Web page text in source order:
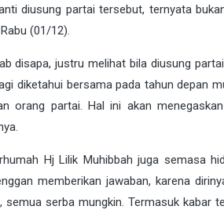
diusung partai tersebut, ternyata
(01/12).
disapa, justru melihat bila diusung
diketahui bersama pada tahun depan
orang partai. Hal ini akan
Hj Lilik Muhibbah juga semasa
memberikan jawaban, karena
semua serba mungkin. Termasuk kabar